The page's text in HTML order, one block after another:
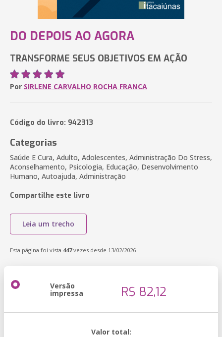
DO DEPOIS AO AGORA
TRANSFORME SEUS OBJETIVOS EM AÇÃO
Por SIRLENE CARVALHO ROCHA FRANCA
Código do livro: 942313
Categorias
Saúde E Cura, Adulto, Adolescentes, Administração Do Stress,
Aconselhamento, Psicologia, Educação, Desenvolvimento
Humano, Autoajuda, Administração
Compartilhe este livro
Leia um trecho
Esta página foi vista 447vezes desde 13/02/2026
Versão
impressa R$ 82,12
Valor total: